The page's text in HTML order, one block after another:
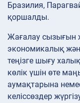
Бразилия,
қоршалды.
Жағалау сызығын
экономикалық
теңізге шығу
көлік үшін өте
аумақтарына
келіссөздер